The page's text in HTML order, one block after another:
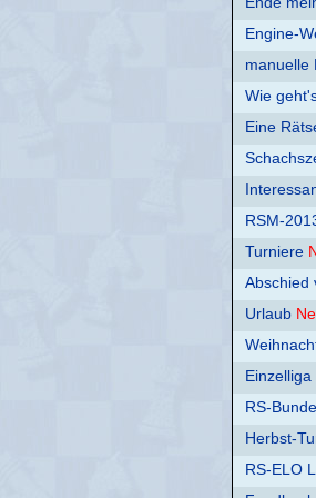
Engine-
manuelle
Wie
Eine
RSM-
Turniere
Abschied
Urlaub
RS-
Herbst-
RS-ELO